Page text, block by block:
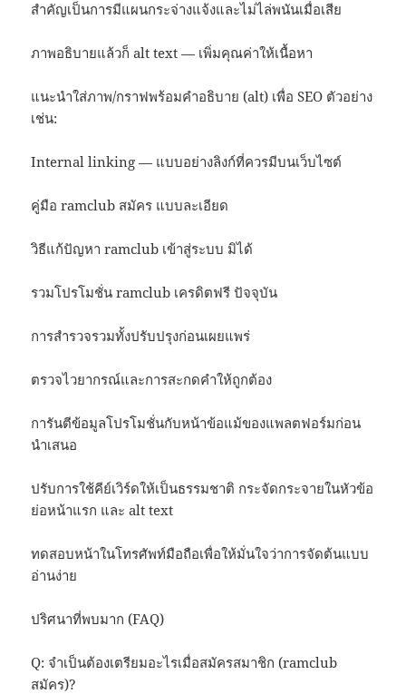
สำคัญเป็นการมีแผนกระจ่างแจ้งและไม่ไล่พนันเมื่อเสีย
ภาพอธิบายแล้วก็ alt text — เพิ่มคุณค่าให้เนื้อหา
แนะนำใส่ภาพ/กราฟพร้อมคำอธิบาย (alt) เพื่อ SEO ตัวอย่าง
เช่น:
Internal linking — แบบอย่างลิงก์ที่ควรมีบนเว็บไซต์
คู่มือ ramclub สมัคร แบบละเอียด
วิธีแก้ปัญหา ramclub เข้าสู่ระบบ มิได้
รวมโปรโมชั่น ramclub เครดิตฟรี ปัจจุบัน
การสำรวจรวมทั้งปรับปรุงก่อนเผยแพร่
ตรวจไวยากรณ์และการสะกดคำให้ถูกต้อง
การันตีข้อมูลโปรโมชั่นกับหน้าข้อแม้ของแพลตฟอร์มก่อน
นำเสนอ
ปรับการใช้คีย์เวิร์ดให้เป็นธรรมชาติ กระจัดกระจายในหัวข้อ
ย่อหน้าแรก และ alt text
ทดสอบหน้าในโทรศัพท์มือถือเพื่อให้มั่นใจว่าการจัดต้นแบบ
อ่านง่าย
ปริศนาที่พบมาก (FAQ)
Q: จำเป็นต้องเตรียมอะไรเมื่อสมัครสมาชิก (ramclub
สมัคร)?